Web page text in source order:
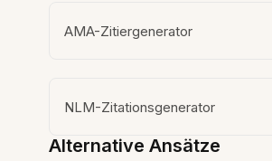
AMA-Zitiergenerator
NLM-Zitationsgenerator
Alternative Ansätze